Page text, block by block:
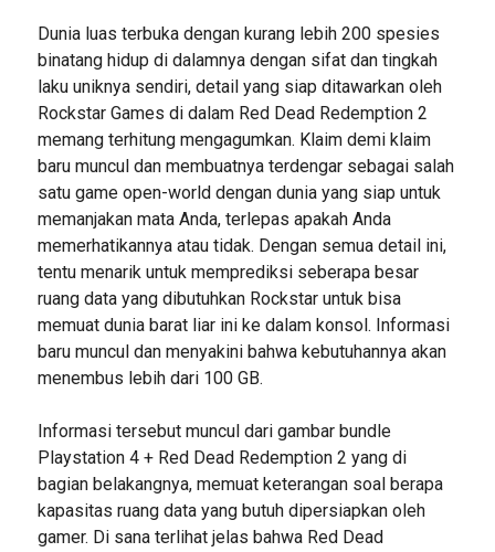
Dunia luas terbuka dengan kurang lebih 200 spesies
binatang hidup di dalamnya dengan sifat dan tingkah
laku uniknya sendiri, detail yang siap ditawarkan oleh
Rockstar Games di dalam Red Dead Redemption 2
memang terhitung mengagumkan. Klaim demi klaim
baru muncul dan membuatnya terdengar sebagai salah
satu game open-world dengan dunia yang siap untuk
memanjakan mata Anda, terlepas apakah Anda
memerhatikannya atau tidak. Dengan semua detail ini,
tentu menarik untuk memprediksi seberapa besar
ruang data yang dibutuhkan Rockstar untuk bisa
memuat dunia barat liar ini ke dalam konsol. Informasi
baru muncul dan menyakini bahwa kebutuhannya akan
menembus lebih dari 100 GB.
Informasi tersebut muncul dari gambar bundle
Playstation 4 + Red Dead Redemption 2 yang di
bagian belakangnya, memuat keterangan soal berapa
kapasitas ruang data yang butuh dipersiapkan oleh
gamer. Di sana terlihat jelas bahwa Red Dead